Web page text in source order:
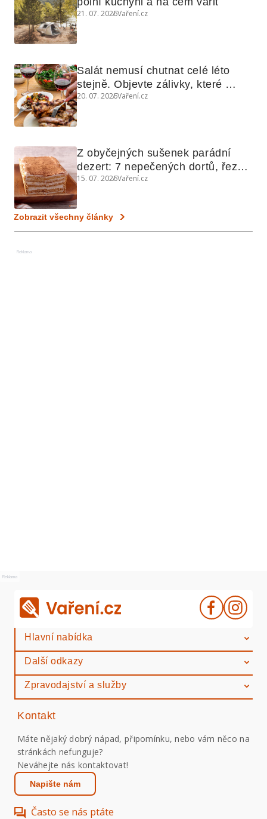
21. 07. 2026Vaření.cz
Salát nemusí chutnat celé léto
stejně. Objevte zálivky, které
využijete i na maso, nudle nebo
20. 07. 2026Vaření.cz
Z obyčejných sušenek parádní
dezert: 7 nepečených dortů, řezů
a koláčů
15. 07. 2026Vaření.cz
Zobrazit všechny články
Reklama
Reklama
Hlavní nabídka
Další odkazy
Zpravodajství a služby
Kontakt
Máte nějaký dobrý nápad, připomínku, nebo vám něco na
stránkách nefunguje?
Neváhejte nás kontaktovat!
Napište nám
Často se nás ptáte